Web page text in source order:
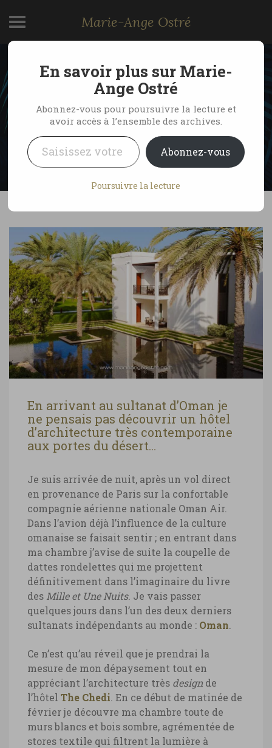
Marie-Ange Ostré
Exotisme et design, The
Chedi
by Marie-Ange Ostré
15 mai 2020
No Comments
En arrivant au sultanat d’Oman je
ne pensais pas découvrir un hôtel
d’architecture très contemporaine
aux portes du désert…
Je suis arrivée de nuit, après un vol direct
en provenance de Paris sur la confortable
compagnie aérienne nationale Oman Air.
Dans l’avion déjà l’influence de la culture
omanaise se faisait sentir ; en entrant dans
ma chambre j’avise de suite la coupelle de
dattes rondelettes qui me projettent
définitivement dans l’imaginaire du livre
des Mille et Une Nuits. Je vais passer
quelques jours dans l’un des deux derniers
sultanats indépendants au monde : Oman
Ce n’est qu’au réveil que je prendrai la
mesure de mon dépaysement tout en
appréciant l’architecture très design de
l’hôtel The Chedi . En ce début de matinée de
février je découvre ma chambre toute de
murs blancs et bois sombre, agrémentée de
stores textile qui filtrent la lumière à
En savoir plus sur Marie-
Ange Ostré
Abonnez-vous pour poursuivre la lecture et
avoir accès à l’ensemble des archives.
Saisissez votre adresse e-mail…
Abonnez-vous
Poursuivre la lecture